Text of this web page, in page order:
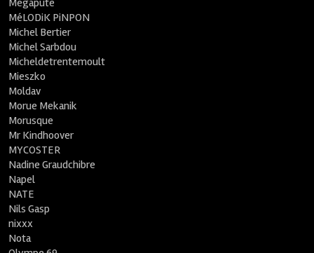
Mégapute
MéLODiK PiNPON
Michel Bertier
Michel Sarbdou
Micheldetrentemoult
Mieszko
Moldav
Morue Mekanik
Morusque
Mr Kindhoover
MYCOSTER
Nadine Graudchibre
Napel
NATE
Nils Gasp
nixxx
Nota